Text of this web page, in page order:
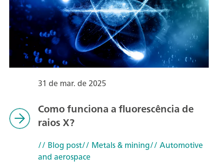
31 de mar. de 2025
Como funciona a fluorescência de
raios X?
// Blog post// Metals & mining// Automotive
and aerospace